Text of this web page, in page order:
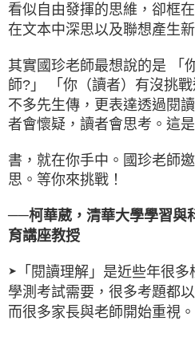
看似自由發揮的思維，卻框
在文本中深思以及聯想產生
其實國珍老師最想說的是 「
師?」 「你（讀者）有沒挑
不多先生傳，更表達透過閱
者會懷疑，讀者會思考。這是
書，就在你手中。國珍老師
思。等你來挑戰！
──柯華葳，清華大學學習與
育講座教授
➤
「閱讀理解」是近些年很
學測考試需要，很多考題都
而很多家長與老師開始重視。